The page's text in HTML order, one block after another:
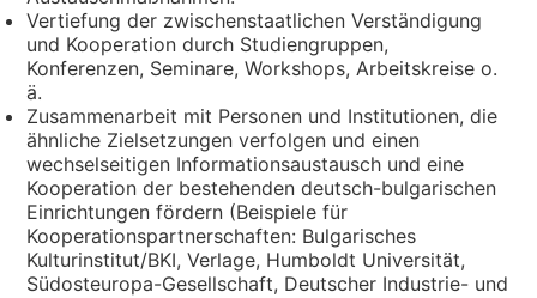
Vertiefung der zwischenstaatlichen Verständigung
und Kooperation durch Studiengruppen,
Konferenzen, Seminare, Workshops, Arbeitskreise o.
ä.
Zusammenarbeit mit Personen und Institutionen, die
ähnliche Zielsetzungen verfolgen und einen
wechselseitigen Informationsaustausch und eine
Kooperation der bestehenden deutsch-bulgarischen
Einrichtungen fördern (Beispiele für
Kooperationspartnerschaften: Bulgarisches
Kulturinstitut/BKI, Verlage, Humboldt Universität,
Südosteuropa-Gesellschaft, Deutscher Industrie- und